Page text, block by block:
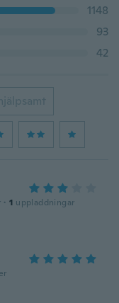
1148
93
42
· 1 uppladdningar